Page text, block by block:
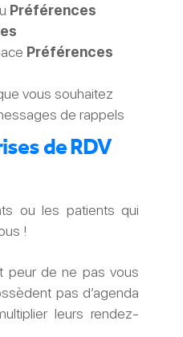
Préférences
Préférences
vous souhaitez
de rappels
de RDV
ou les patients qui
!
peur de ne pas vous
pas d’agenda
leurs rendez-